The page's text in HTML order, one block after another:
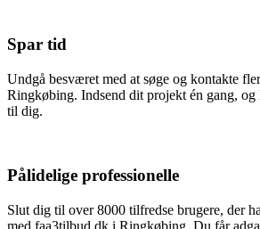
Spar tid
Undgå besværet med at søge og kontakte
Ringkøbing. Indsend dit projekt én gang,
til dig.
Pålidelige professionelle
Slut dig til over 8000 tilfredse brugere, der